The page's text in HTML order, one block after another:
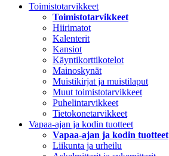
Toimistotarvikkeet
Toimistotarvikkeet
Hiirimatot
Kalenterit
Kansiot
Käyntikorttikotelot
Mainoskynät
Muistikirjat ja muistilaput
Muut toimistotarvikkeet
Puhelintarvikkeet
Tietokonetarvikkeet
Vapaa-ajan ja kodin tuotteet
Vapaa-ajan ja kodin tuotteet
Liikunta ja urheilu